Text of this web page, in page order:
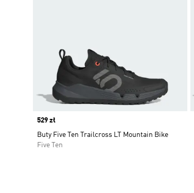
Price
529 zł
Buty Five Ten Trailcross LT Mountain Bike
Five Ten